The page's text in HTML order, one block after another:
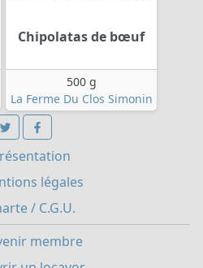
Chipolatas de bœuf
500 g
La Ferme Du Clos Simonin
légales
/ C.G.U.
membre